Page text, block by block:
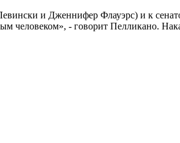
и Дженнифер Флауэрс) и к
человеком», - говорит Пелликано.